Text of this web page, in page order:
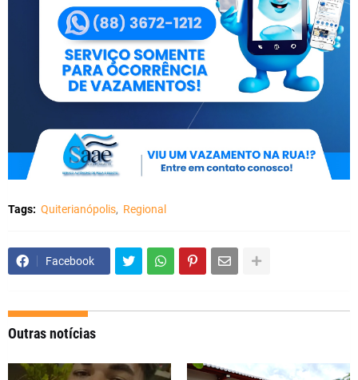
Tags: Quiterianópolis Regional
Facebook
Outras notícias